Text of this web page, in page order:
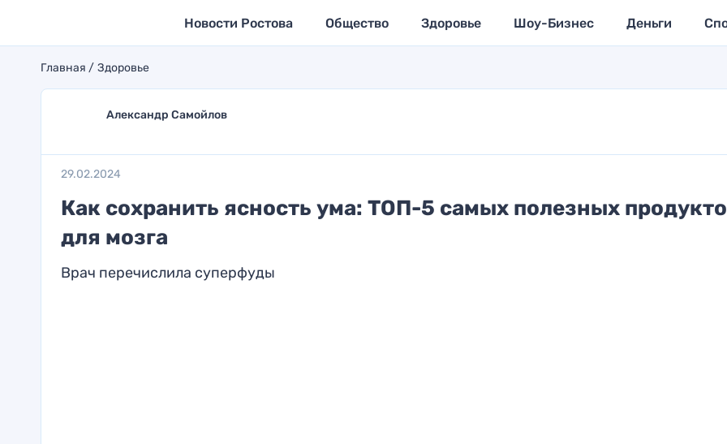
Новости Ростова Общество Здоровье Шоу-Бизнес Деньги
Главная Здоровье
Александр Самойлов
29.02.2024
Как сохранить ясность ума: ТОП-5 самых полезных
для мозга
Врач перечислила суперфуды